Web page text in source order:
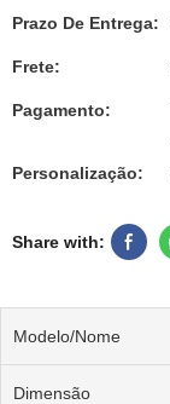
Prazo De Entrega:
Frete:
Pagamento:
Personalização:
Share with:
Modelo/Nome
Dimensão